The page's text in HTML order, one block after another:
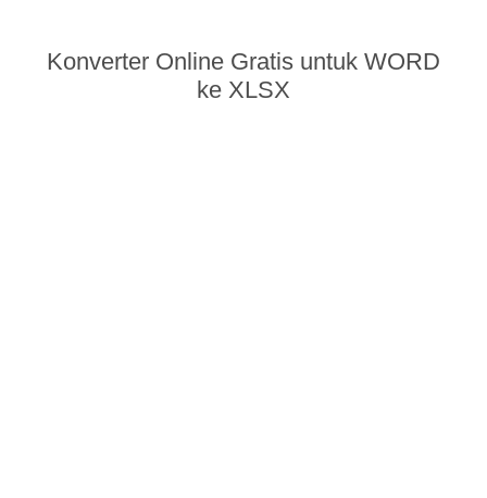
Konverter Online Gratis untuk WORD
ke XLSX